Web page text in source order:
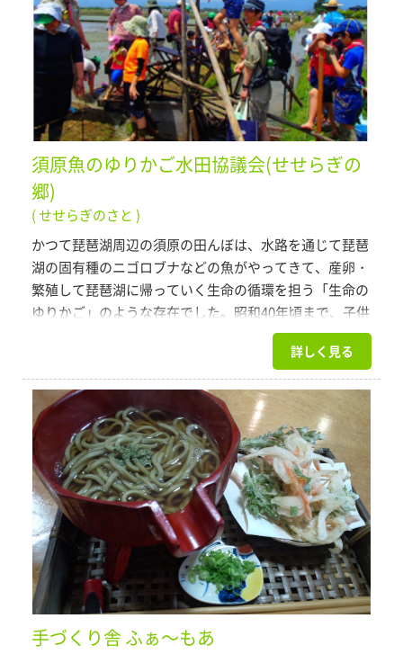
須原魚のゆりかご水田協議会(せせらぎの
郷)
( せせらぎのさと )
かつて琵琶湖周辺の須原の田んぼは、水路を通じて琵琶
湖の固有種のニゴロブナなどの魚がやってきて、産卵・
繁殖して琵琶湖に帰っていく生命の循環を担う「生命の
ゆりかご」のような存在でした。昭和40年頃まで、子供
たちはお母さんに「おかずを取ってきて」と言われて田
んぼに網を持ち「おかずとり」に行っていました。しか
し、利便性を求める時代のなかでほ場整備などで水路と
田んぼの連続性が損なわれてしまいました。そこで、も
う一度「田んぼに生きものの賑わいを取り戻そう」との
強い思いをもった農家が集まり、魚が田んぼに上りやす
いように、排水路に魚道つくりを始めました。こうした
「魚のゆりかご水田」の取組を初めて10年になります。
今では生きもので賑わう田んぼに集まる方々が毎年200
名以上。東京など県外からも来られます。取組の輪は農
家だけでなく都市住民や大学生などにも広がってきまし
た。是非皆さまも自然に産卵し生育している魚に触れて
みませんか、お待ちしております。
詳しく見る
手づくり舎 ふぁ～もあ